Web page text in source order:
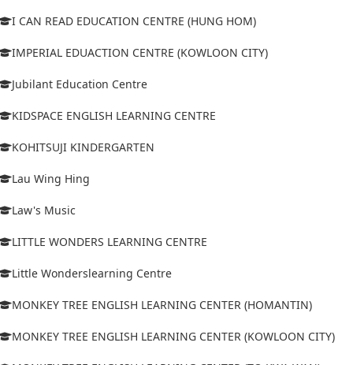
I CAN READ EDUCATION CENTRE (HUNG HOM)
IMPERIAL EDUACTION CENTRE (KOWLOON CITY)
Jubilant Education Centre
KIDSPACE ENGLISH LEARNING CENTRE
KOHITSUJI KINDERGARTEN
Lau Wing Hing
Law's Music
LITTLE WONDERS LEARNING CENTRE
Little Wonderslearning Centre
MONKEY TREE ENGLISH LEARNING CENTER (HOMANTIN)
MONKEY TREE ENGLISH LEARNING CENTER (KOWLOON CITY)